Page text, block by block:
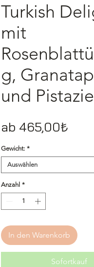
Turkish
mit
g,
und
ab 465,00₺
Gewicht: *
Auswählen
Anzahl *
In den Warenkorb
Sofortkauf